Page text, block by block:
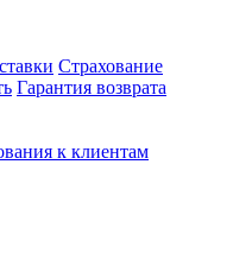
Страхование
Гарантия возврата
к клиентам